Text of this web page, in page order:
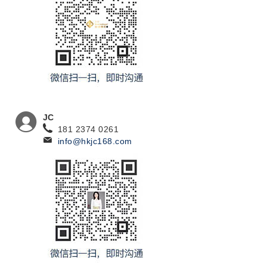
JC
181 2374 0261
info@hkjc168.com